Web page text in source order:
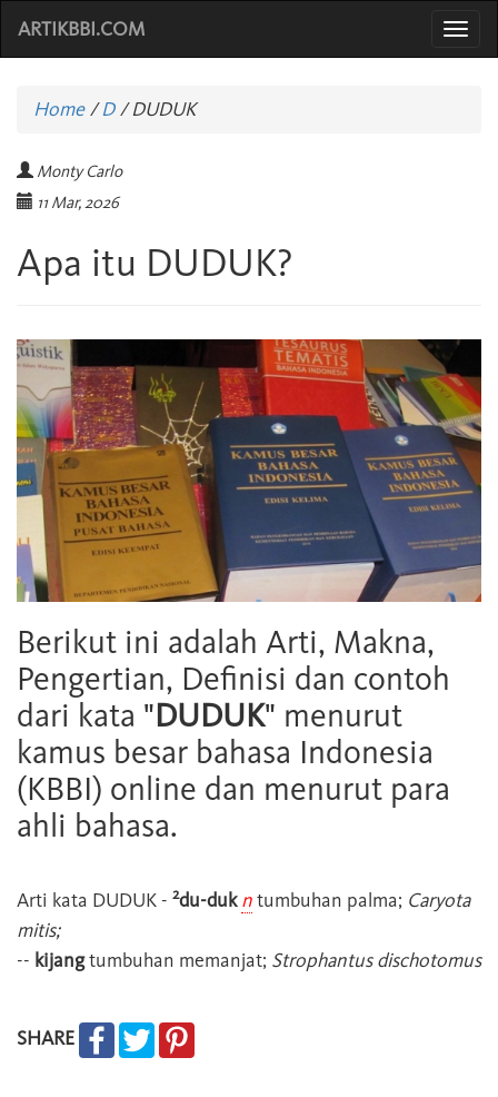
ARTIKBBI.COM
Home/D /DUDUK
Monty Carlo
11 Mar, 2026
Apa itu DUDUK?
Berikut ini adalah Arti, Makna,
Pengertian, Definisi dan contoh
dari kata "DUDUK" menurut
kamus besar bahasa Indonesia
(KBBI) online dan menurut para
ahli bahasa.
Arti kata DUDUK - 2du-duk ntumbuhan palma; Caryota
mitis;
-- kijangtumbuhan memanjat; Strophantus dischotomus
SHARE